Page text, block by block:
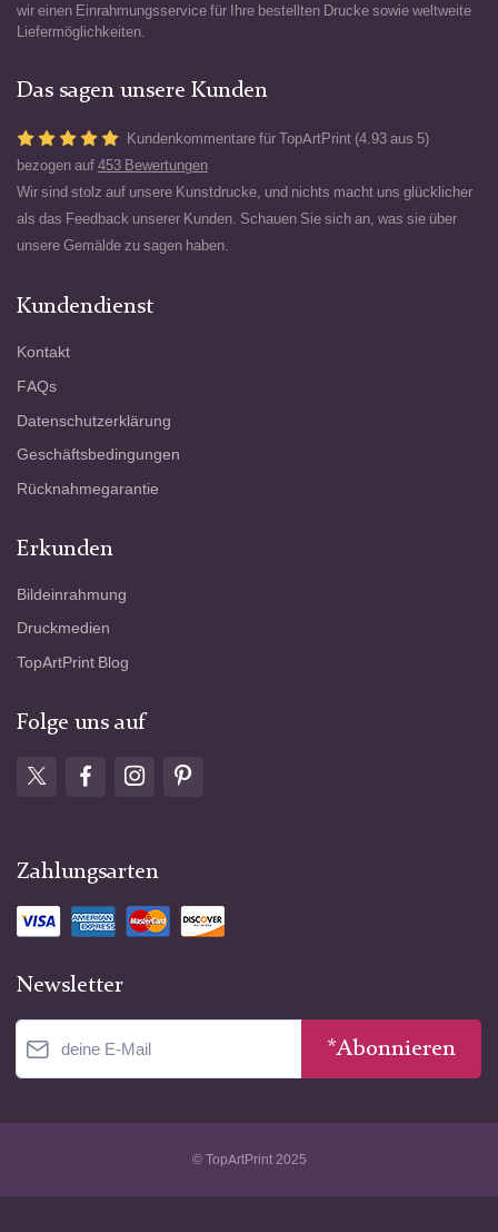
wir einen Einrahmungsservice für Ihre bestellten Drucke sowie weltweite
Liefermöglichkeiten.
Das sagen unsere Kunden
Kundenkommentare für TopArtPrint (4.93 aus 5)
bezogen auf 453 Bewertungen
Wir sind stolz auf unsere Kunstdrucke, und nichts macht uns glücklicher
als das Feedback unserer Kunden. Schauen Sie sich an, was sie über
unsere Gemälde zu sagen haben.
Kundendienst
Kontakt
FAQs
Datenschutzerklärung
Geschäftsbedingungen
Rücknahmegarantie
Erkunden
Bildeinrahmung
Druckmedien
TopArtPrint Blog
Folge uns auf
Zahlungsarten
Newsletter
*Abonnieren
© TopArtPrint 2025